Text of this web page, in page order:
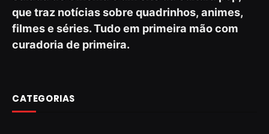
que traz notícias sobre quadrinhos, animes,
filmes e séries. Tudo em primeira mão com
curadoria de primeira.
CATEGORIAS